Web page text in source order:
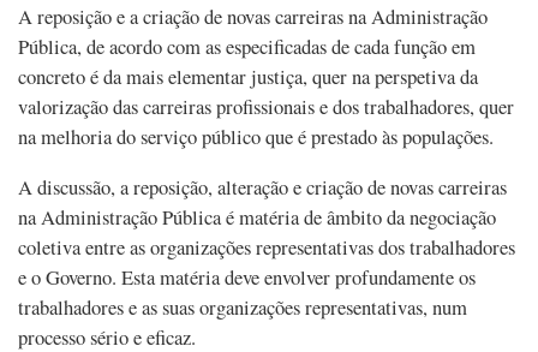
A reposição e a criação de novas carreiras na Administração
Pública, de acordo com as especificadas de cada função em
concreto é da mais elementar justiça, quer na perspetiva da
valorização das carreiras profissionais e dos trabalhadores, quer
na melhoria do serviço público que é prestado às populações.
A discussão, a reposição, alteração e criação de novas carreiras
na Administração Pública é matéria de âmbito da negociação
coletiva entre as organizações representativas dos trabalhadores
e o Governo. Esta matéria deve envolver profundamente os
trabalhadores e as suas organizações representativas, num
processo sério e eficaz.